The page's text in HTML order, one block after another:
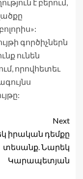
է բերում,
գործիչներն
ունեն
որովհետեւ
Next
իրական դեմքը
տեսանք. Նարեկ
Կարապետյան